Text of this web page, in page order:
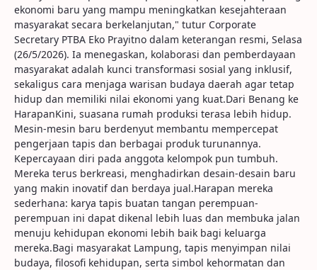
ekonomi baru yang mampu meningkatkan kesejahteraan
masyarakat secara berkelanjutan," tutur Corporate
Secretary PTBA Eko Prayitno dalam keterangan resmi, Selasa
(26/5/2026). Ia menegaskan, kolaborasi dan pemberdayaan
masyarakat adalah kunci transformasi sosial yang inklusif,
sekaligus cara menjaga warisan budaya daerah agar tetap
hidup dan memiliki nilai ekonomi yang kuat.Dari Benang ke
HarapanKini, suasana rumah produksi terasa lebih hidup.
Mesin-mesin baru berdenyut membantu mempercepat
pengerjaan tapis dan berbagai produk turunannya.
Kepercayaan diri pada anggota kelompok pun tumbuh.
Mereka terus berkreasi, menghadirkan desain-desain baru
yang makin inovatif dan berdaya jual.Harapan mereka
sederhana: karya tapis buatan tangan perempuan-
perempuan ini dapat dikenal lebih luas dan membuka jalan
menuju kehidupan ekonomi lebih baik bagi keluarga
mereka.Bagi masyarakat Lampung, tapis menyimpan nilai
budaya, filosofi kehidupan, serta simbol kehormatan dan